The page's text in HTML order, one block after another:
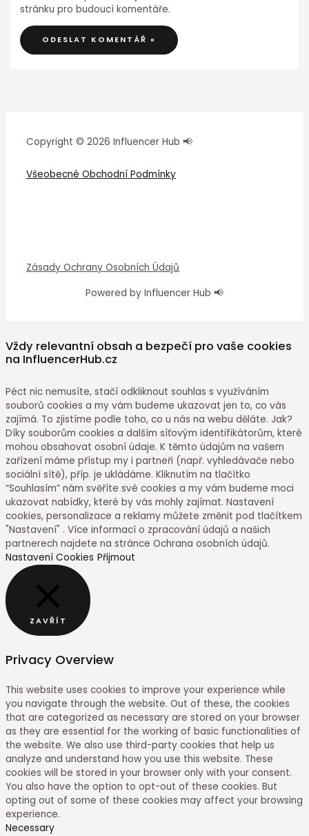
stránku pro budoucí komentáře.
Copyright © 2026 Influencer Hub 📢
Všeobecné Obchodní Podmínky
Zásady Ochrany Osobních Údajů
Powered by Influencer Hub 📢
Vždy relevantní obsah a bezpečí pro vaše cookies
na InfluencerHub.cz
Péct nic nemusíte, stačí odkliknout souhlas s využíváním
souborů cookies a my vám budeme ukazovat jen to, co vás
zajímá. To zjistíme podle toho, co u nás na webu děláte. Jak?
Díky souborům cookies a dalším síťovým identifikátorům, které
mohou obsahovat osobní údaje. K těmto údajům na vašem
zařízení máme přístup my i partneři (např. vyhledávače nebo
sociální sítě), příp. je ukládáme. Kliknutím na tlačítko
“Souhlasím” nám svěříte své cookies a my vám budeme moci
ukazovat nabídky, které by vás mohly zajímat. Nastavení
cookies, personalizace a reklamy můžete změnit pod tlačítkem
"Nastavení" . Více informací o zpracování údajů a našich
partnerech najdete na stránce Ochrana osobních údajů.
Nastavení Cookies Přijmout
ZAVŘÍT
Privacy Overview
This website uses cookies to improve your experience while
you navigate through the website. Out of these, the cookies
that are categorized as necessary are stored on your browser
as they are essential for the working of basic functionalities of
the website. We also use third-party cookies that help us
analyze and understand how you use this website. These
cookies will be stored in your browser only with your consent.
You also have the option to opt-out of these cookies. But
opting out of some of these cookies may affect your browsing
experience.
Necessary